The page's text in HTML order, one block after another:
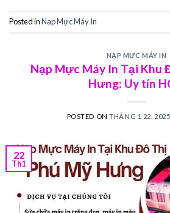
Posted inNạp Mực Máy In
NẠP MỰC MÁY IN
Nạp Mực Máy In Tại Khu
Hưng: Uy tín
POSTED ONTHÁNG 1 22, 2025
22
Th1